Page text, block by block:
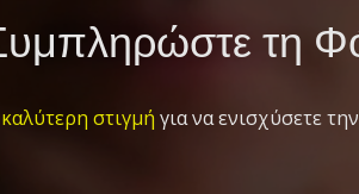
τη
καλύτερη στιγμή για να ενισχύσετε